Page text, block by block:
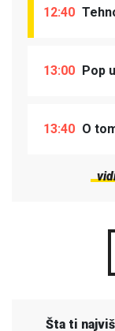
12:40
13:00 Pop
13:40 O
Šta ti